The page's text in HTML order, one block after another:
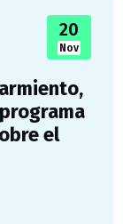
20
Nov
el